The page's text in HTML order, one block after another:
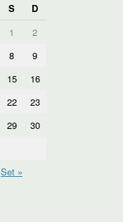
S
D
1
2
8
9
15
16
22
23
29
30
Set »